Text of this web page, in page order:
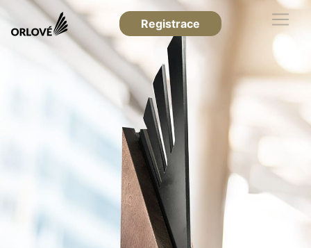
Registrace